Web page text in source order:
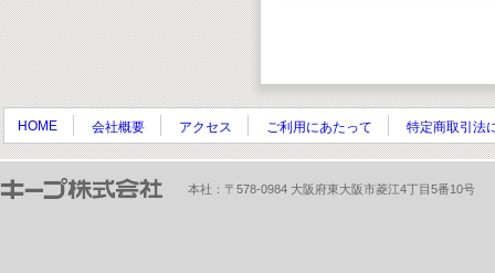
HOME 会社概要 アクセス ご利用にあたって 特定商取引法
本社：〒578-0984 大阪府東大阪市菱江4丁目5番10号